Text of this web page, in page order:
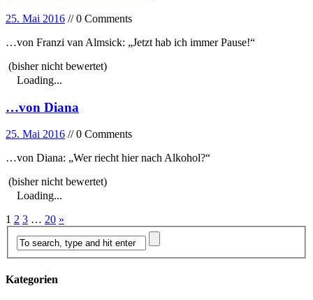
25. Mai 2016 // 0 Comments
…von Franzi van Almsick: „Jetzt hab ich immer Pause!“
(bisher nicht bewertet)
Loading...
…von Diana
25. Mai 2016 // 0 Comments
…von Diana: „Wer riecht hier nach Alkohol?“
(bisher nicht bewertet)
Loading...
1 2 3 … 20 »
Kategorien